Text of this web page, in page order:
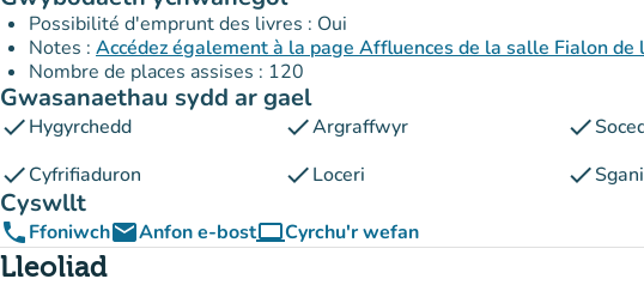
Possibilité d'emprunt des livres : Oui
Notes : Accédez également à la page Affluences de la salle Fialon de
Nombre de places assises : 120
Gwasanaethau sydd ar gael
checkHygyrchedd checkArgraffwyr check
checkCyfrifiaduron checkLoceri check
Cyswllt
phoneFfoniwchemailAnfon e-bostcomputerCyrchu'r wefan
(tab newydd)
Lleoliad